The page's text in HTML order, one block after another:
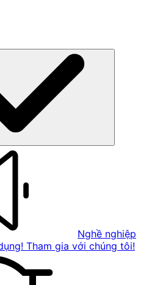
Nghề nghiệp
Tham gia với chúng tôi!